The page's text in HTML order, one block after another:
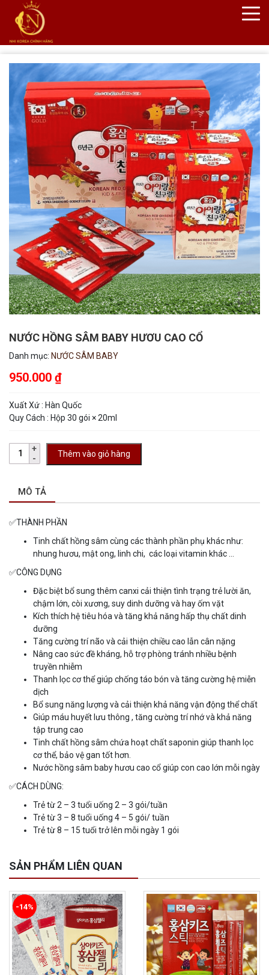
NƯỚC HỒNG SÂM BABY HƯƠU CAO CỔ
Danh mục: NƯỚC SÂM BABY
950.000 ₫
Xuất Xứ : Hàn Quốc
Quy Cách : Hộp 30 gói × 20ml
Thêm vào giỏ hàng
MÔ TẢ
✅THÀNH PHẦN
Tinh chất hồng sâm cùng các thành phần phụ khác như:
nhung hươu, mật ong, linh chi, các loại vitamin khác …
✅CÔNG DỤNG
Đặc biệt bổ sung thêm canxi cải thiện tình trạng trẻ lười ăn,
chậm lớn, còi xương, suy dinh dưỡng và hay ốm vặt
Kích thích hệ tiêu hóa và tăng khả năng hấp thụ chất dinh
dưỡng
Tăng cường trí não và cải thiện chiều cao lẫn cân nặng
Nâng cao sức đề kháng, hỗ trợ phòng tránh nhiều bệnh
truyền nhiễm
Thanh lọc cơ thể giúp chống táo bón và tăng cường hệ miễn
dịch
Bổ sung năng lượng và cải thiện khả năng vận động thể chất
Giúp máu huyết lưu thông , tăng cường trí nhớ và khả năng
tập trung cao
Tinh chất hồng sâm chứa hoạt chất saponin giúp thanh lọc
cơ thể, bảo vệ gan tốt hơn.
Nước hồng sâm baby hươu cao cổ giúp con cao lớn mỗi ngày
✅CÁCH DÙNG:
Trẻ từ 2 – 3 tuổi uống 2 – 3 gói/tuần
Trẻ từ 3 – 8 tuổi uống 4 – 5 gói/ tuần
Trẻ từ 8 – 15 tuổi trở lên mỗi ngày 1 gói
SẢN PHẨM LIÊN QUAN
-14%